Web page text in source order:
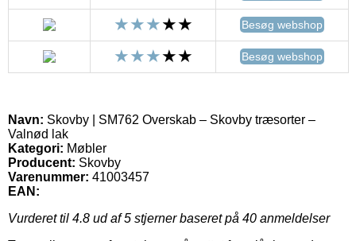
Besøg webshop
Besøg webshop
Navn: Skovby | SM762 Overskab – Skovby træsorter –
Valnød lak
Kategori: Møbler
Producent: Skovby
Varenummer: 41003457
EAN:
Vurderet til 4.8 ud af 5 stjerner baseret på 40 anmeldelser